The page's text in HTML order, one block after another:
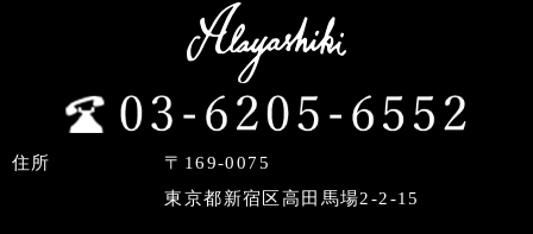
住所
〒169-0075
東京都新宿区高田馬場2-2-15